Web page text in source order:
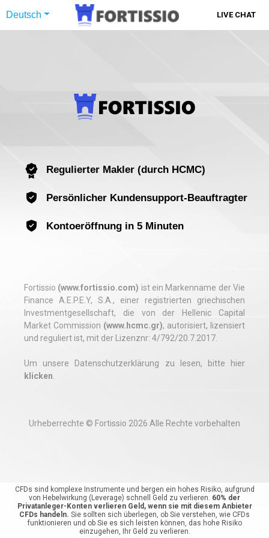
Deutsch LIVE CHAT
CFDs sind komplexe Instrumente und bergen ein hohes Risiko, aufgrund
von Hebelwirkung (Leverage) schnell Geld zu verlieren. 60% der
Privatanleger-Konten verlieren Geld, wenn sie mit diesem Anbieter
CFDs handeln. Sie sollten sich überlegen, ob Sie verstehen, wie CFDs
funktionieren und ob Sie es sich leisten können, das hohe Risiko
einzugehen, Ihr Geld zu verlieren.
Regulierter Makler (durch HCMC)
Persönlicher Kundensupport-Beauftragter
Kontoeröffnung in 5 Minuten
Fortissio (www.fortissio.com) ist ein Markenname der Vie
Finance A.E.P.E.Y, S.A., einer registrierten griechischen
Investmentgesellschaft, die von der Hellenic Capital
Market Commission (www.hcmc.gr), autorisiert, lizensiert
und reguliert ist, mit der Lizenznr: 4/792/20.7.2017.
Um unsere Datenschutzerklärung zu lesen, bitte hier
klicken.
Urheberrechte © Fortissio 2026 Alle Rechte vorbehalten